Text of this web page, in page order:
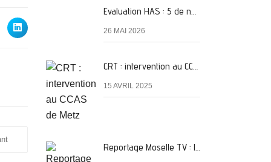
Evaluation HAS : 5 de nos services classés A
26 MAI 2026
CRT : intervention au CCAS de Metz
15 AVRIL 2025
Reportage Moselle TV : la canicule chez les séniors